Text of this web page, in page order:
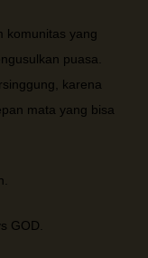
komunitas yang
puasa.
karena
mata yang bisa
GOD.